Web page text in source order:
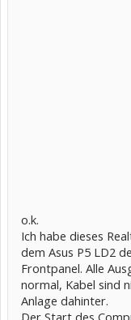
o.k.
Ich habe dieses
dem Asus P5 LD2
Frontpanel. Alle
normal, Kabel sind
Anlage dahinter.
Der Start des